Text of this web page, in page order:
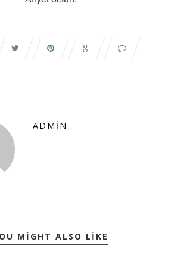
ADMIN
MIGHT ALSO LIKE